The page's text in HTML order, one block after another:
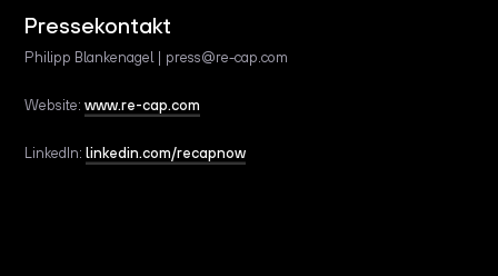
Pressekontakt
Philipp Blankenagel | press@re-cap.com
Website:www.re-cap.com
LinkedIn:linkedin.com/recapnow